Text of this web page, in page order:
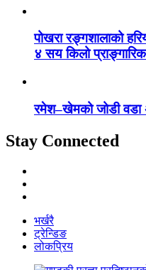
पोखरा रङ्गशालाको
४ सय किलो
रमेश–खेमको जोडी वडा
Stay Connected
भर्खरै
ट्रेन्डिङ
लोकप्रिय